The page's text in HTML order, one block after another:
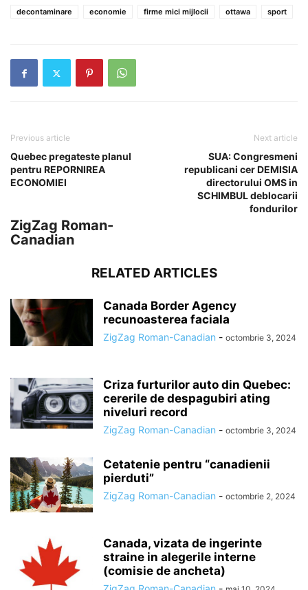
decontaminare
economie firme mici mijlocii ottawa sport
Previous article
Quebec pregateste planul
pentru REPORNIREA
ECONOMIEI
Next article
SUA: Congresmeni
republicani cer DEMISIA
directorului OMS in
SCHIMBUL deblocarii
fondurilor
ZigZag Roman-
Canadian
RELATED ARTICLES
Canada Border Agency
recunoasterea faciala
ZigZag Roman-Canadian - octombrie 3, 2024
Criza furturilor auto din Quebec:
cererile de despagubiri ating
niveluri record
ZigZag Roman-Canadian - octombrie 3, 2024
Cetatenie pentru “canadienii
pierduti”
ZigZag Roman-Canadian - octombrie 2, 2024
Canada, vizata de ingerinte
straine in alegerile interne
(comisie de ancheta)